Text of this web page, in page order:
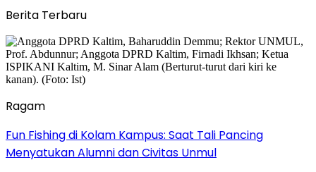
Berita Terbaru
Ragam
Fun Fishing di Kolam Kampus: Saat Tali Pancing
Menyatukan Alumni dan Civitas Unmul